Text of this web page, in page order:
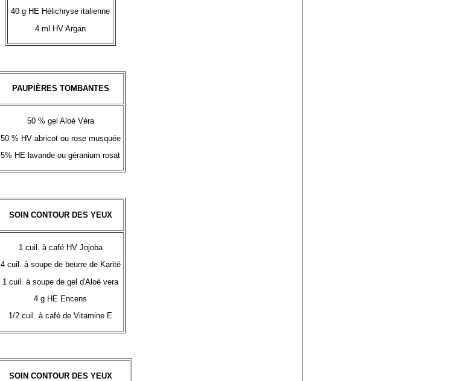
40 g HE Hélichryse italienne
4 ml HV Argan
PAUPIÈRES TOMBANTES
50 % gel Aloé Véra
50 % HV abricot ou rose musquée
5% HE lavande ou géranium rosat
SOIN CONTOUR DES YEUX
1 cuil. à café HV Jojoba
4 cuil. à soupe de beurre de Karité
1 cuil. à soupe de gel d'Aloé vera
4 g HE Encens
1/2 cuil. à café de Vitamine E
SOIN CONTOUR DES YEUX